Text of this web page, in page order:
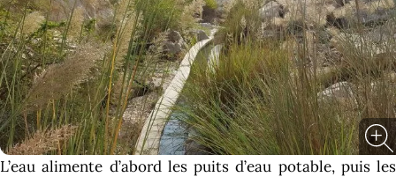
L’eau alimente d’abord les puits d’eau potable, puis les